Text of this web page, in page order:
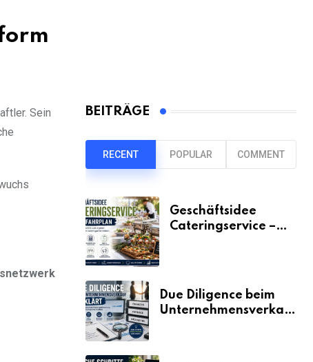
Sein
BEITRÄGE
RECENT POPULAR COMMENT
Geschäftsidee
Cateringservice –
Due Diligence beim
Unternehmensverkauf